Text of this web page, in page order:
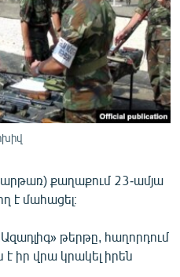
քաղաքում 23-ամյա
է մահացել։
թերթը, հաղորդում
իր վրա կրակել իրեն